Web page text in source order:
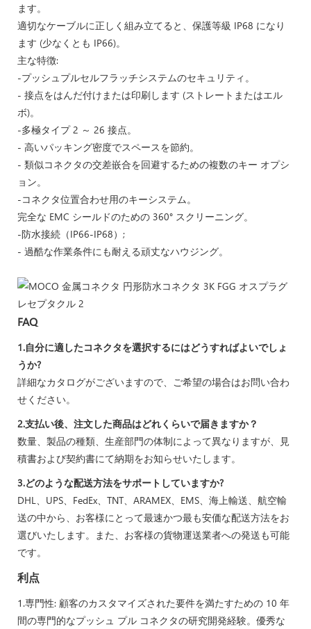
ます。
適切なケーブルに正しく組み立てると、保護等級 IP68 になり
ます (少なくとも IP66)。
主な特徴:
-プッシュプルセルフラッチシステムのセキュリティ。
- 接点をはんだ付けまたは印刷します (ストレートまたはエル
ボ)。
-多極タイプ 2 ～ 26 接点。
- 高いパッキング密度でスペースを節約。
- 類似コネクタの交差嵌合を回避するための複数のキー オプシ
ョン。
-コネクタ位置合わせ用のキーシステム。
完全な EMC シールドのための 360° スクリーニング。
-防水接続（IP66-IP68）;
- 過酷な作業条件にも耐える頑丈なハウジング。
FAQ
1.自分に適したコネクタを選択するにはどうすればよいでしょ
うか?
詳細なカタログがございますので、ご希望の場合はお問い合わ
せください。
2.支払い後、注文した商品はどれくらいで届きますか？
数量、製品の種類、生産部門の体制によって異なりますが、見
積書および契約書にて納期をお知らせいたします。
3.どのような配送方法をサポートしていますか?
DHL、UPS、FedEx、TNT、ARAMEX、EMS、海上輸送、航空輸
送の中から、お客様にとって最速かつ最も安価な配送方法をお
選びいたします。また、お客様の貨物運送業者への発送も可能
です。
利点
1.専門性: 顧客のカスタマイズされた要件を満たすための 10 年
間の専門的なプッシュ プル コネクタの研究開発経験。優秀な